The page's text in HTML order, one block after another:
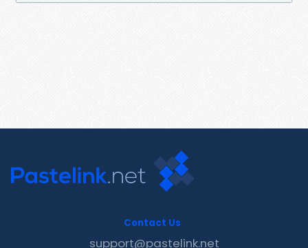
Contact Us
support@pastelink.net